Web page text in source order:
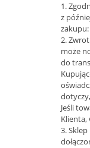
1.
z
2.
może
do
Jeśli
Klienta,
3.